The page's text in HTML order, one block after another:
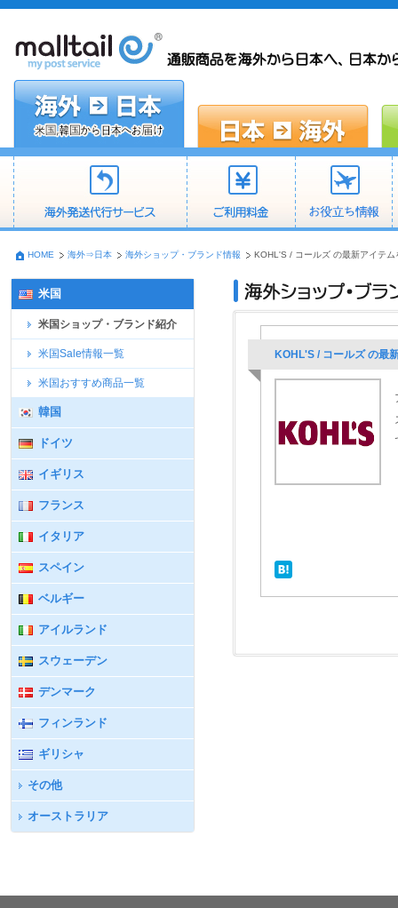
HOME 海外⇒日本 海外ショップ・ブランド情報 KOHL'S / コールズ の最新アイテム
米国
米国ショップ・ブランド紹介
米国Sale情報一覧
米国おすすめ商品一覧
韓国
ドイツ
イギリス
フランス
イタリア
スペイン
ベルギー
アイルランド
スウェーデン
デンマーク
フィンランド
ギリシャ
その他
オーストラリア
KOHL'S / コールズ の最